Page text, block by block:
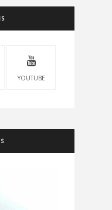
YOUTUBE